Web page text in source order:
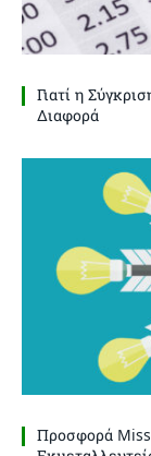
Γιατί η
Διαφορά
Προσφορά